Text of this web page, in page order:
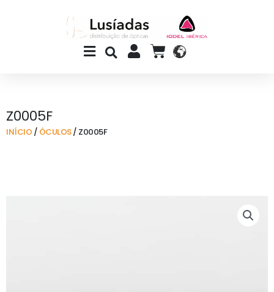
Main
Menu
CART
Z0005F
INÍCIO / ÓCULOS/ Z0005F